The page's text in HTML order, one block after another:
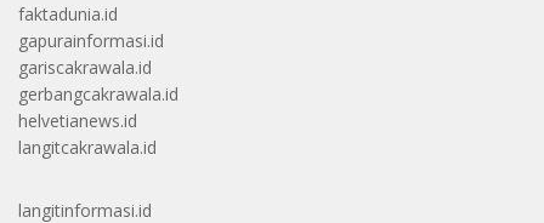
faktadunia.id
gapurainformasi.id
gariscakrawala.id
gerbangcakrawala.id
helvetianews.id
langitcakrawala.id
langitinformasi.id